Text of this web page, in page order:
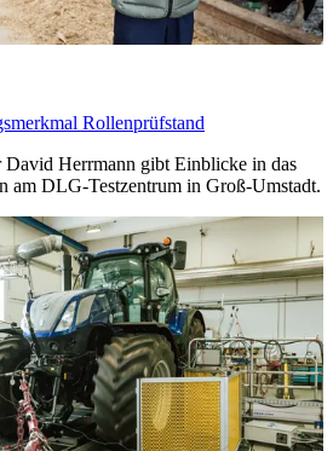
Rollenprüfstand
David Herrmann gibt Einblicke in das
am DLG-Testzentrum in Groß-Umstadt.